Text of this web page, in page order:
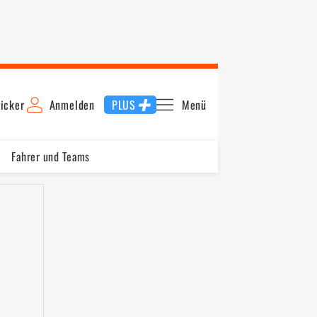
Anmelden PLUS Menü
Fahrer und Teams